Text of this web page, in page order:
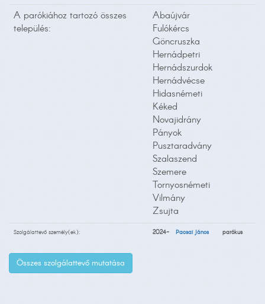
A parókiához tartozó összes
település:
Abaújvár
Fulókércs
Göncruszka
Hernádpetri
Hernádszurdok
Hernádvécse
Hidasnémeti
Kéked
Novajidrány
Pányok
Pusztaradvány
Szalaszend
Szemere
Tornyosnémeti
Vilmány
Zsujta
Szolgálattevő személy(ek): 2024- Pacsai János parókus
Összes szolgálattevő mutatása